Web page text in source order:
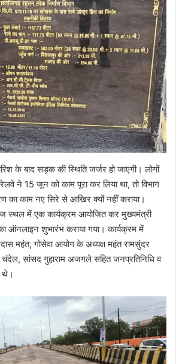
के बाद सड़क की स्थिति जर्जर हो जाएगी। लोगों
ने 15 जून को काम पूरा कर लिया था, तो विभाग
का काम नए सिरे से आखिर क्यों नहीं कराया।
स्थल में एक कार्यक्रम आयोजित कर मुख्यमंत्री
ऑनलाइन शुभारंभ कराया गया। कार्यक्रम में
महंत, गोसेवा आयोग के अध्यक्ष महंत रामसुंदर
चंदेल, सांसद गुहाराम अजगले सहित जनप्रतिनिधि व
थे।